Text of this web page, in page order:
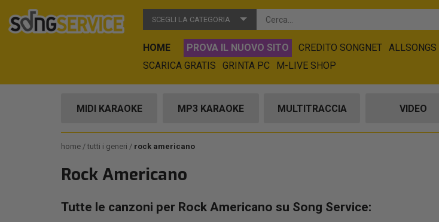
SCEGLI LA CATEGORIA
HOME PROVA IL NUOVO SITO CREDITO SONGNET ALLSONGS
SCARICA GRATIS
GRINTA PC M-LIVE SHOP
MIDI KARAOKE MP3 KARAOKE MULTITRACCIA VIDEO
home tutti i generi rock americano
Rock Americano
Tutte le canzoni per Rock Americano su Song Service: